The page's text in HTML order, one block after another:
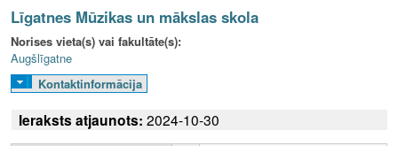
Līgatnes Mūzikas un mākslas skola
Norises vieta(s) vai fakultāte(s):
Augšlīgatne
Kontaktinformācija
Ieraksts atjaunots: 2024-10-30